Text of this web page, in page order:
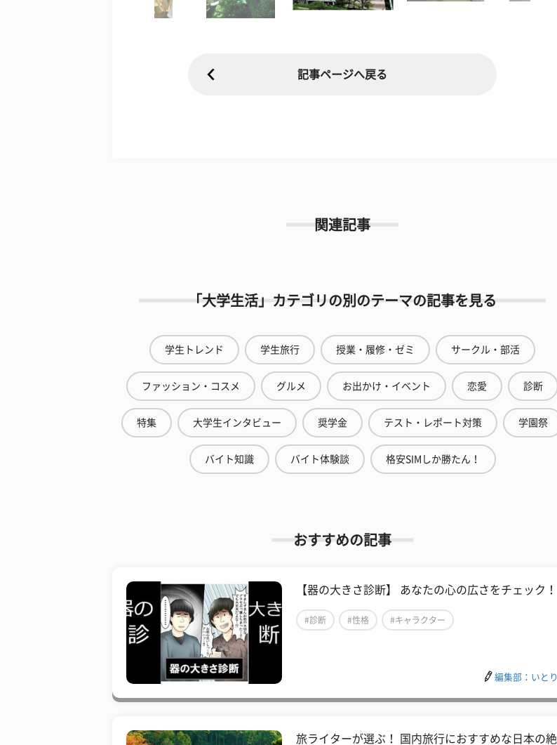
記事ページへ戻る
関連記事
「大学生活」カテゴリの別のテーマの記事を見る
学生トレンド 学生旅行 授業・履修・ゼミ サークル・部活
ファッション・コスメ グルメ お出かけ・イベント 恋愛 診断
特集 大学生インタビュー 奨学金 テスト・レポート対策 学園祭
バイト知識 バイト体験談 格安SIMしか勝たん！
おすすめの記事
【器の大きさ診断】 あなたの心の広さをチェック！
#診断 #性格 #キャラクター
編集部：いとり
旅ライターが選ぶ！ 国内旅行におすすめな日本の絶